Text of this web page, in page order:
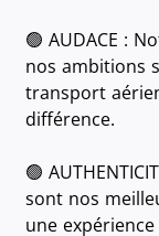
🟢 AUDACE :
nos ambitions
transport
différence.
🟢
sont nos
une